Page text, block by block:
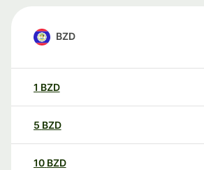
BZD
1 BZD
5 BZD
10 BZD